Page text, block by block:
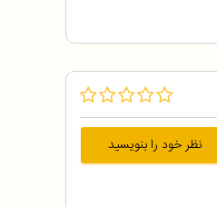
نظر خود را بنویسید